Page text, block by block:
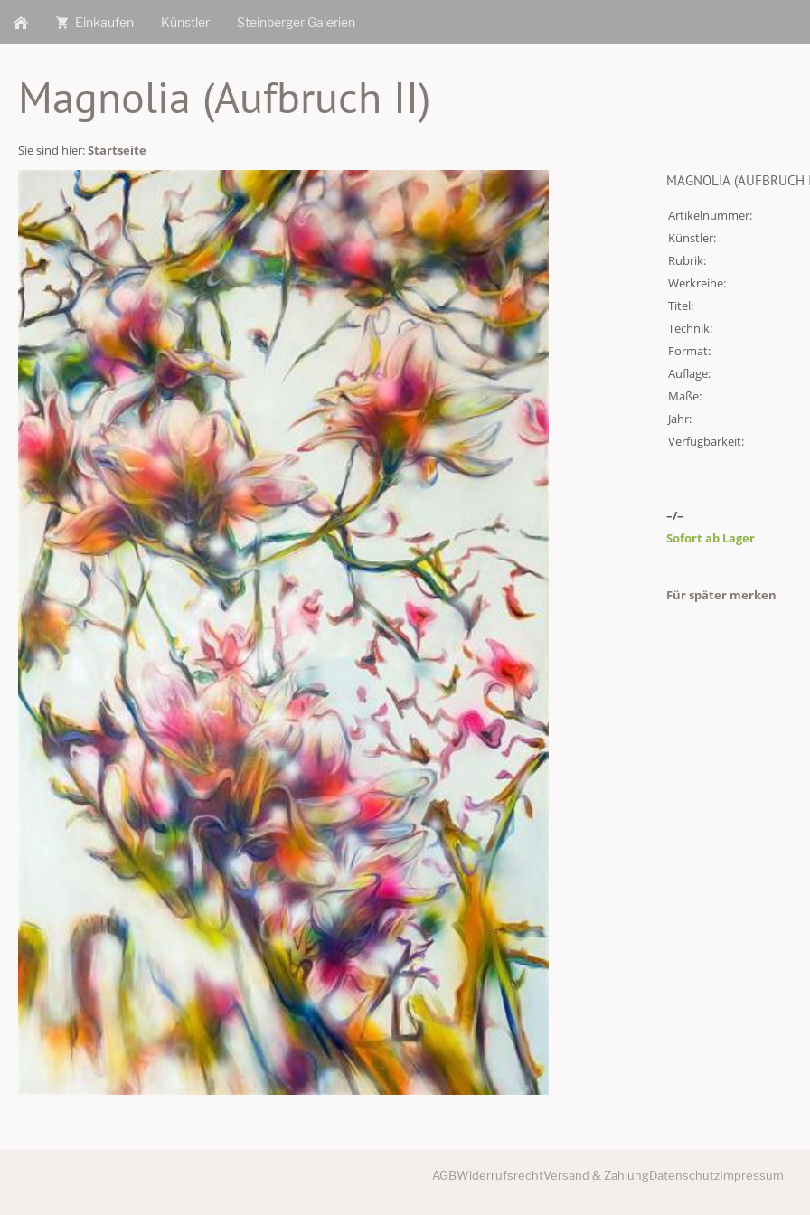
Einkaufen Künstler Steinberger Galerien
Magnolia (Aufbruch II)
Sie sind hier:Startseite
MAGNOLIA (AUFBRUCH
Artikelnummer:
Künstler:
Rubrik:
Werkreihe:
Titel:
Technik:
Format:
Auflage:
Maße:
Jahr:
Verfügbarkeit:
–/–
Sofort ab Lager
Für später merken
AGBWiderrufsrechtVersand & ZahlungDatenschutzImpressum